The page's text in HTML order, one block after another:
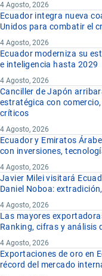
4 Agosto, 2026
Ecuador integra nueva
Unidos para combatir el
4 Agosto, 2026
Ecuador moderniza su
e inteligencia hasta 2029
4 Agosto, 2026
Canciller de Japón
estratégica con
críticos
4 Agosto, 2026
Ecuador y Emiratos
con inversiones,
4 Agosto, 2026
Javier Milei visitará
Daniel Noboa:
4 Agosto, 2026
Las mayores
Ranking, cifras y análisis
4 Agosto, 2026
Exportaciones de oro en
récord del mercado